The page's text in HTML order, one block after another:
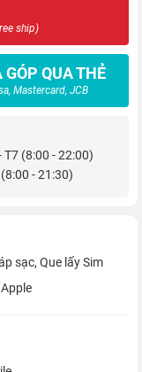
ship)
GÓP QUA THẺ
Mastercard, JCB
T7 (8:00 - 22:00)
- 21:30)
sạc, Que lấy Sim